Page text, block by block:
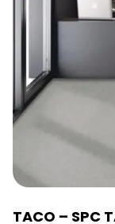
TACO – SPC